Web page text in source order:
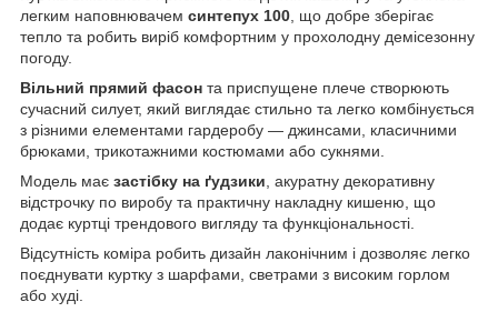
легким наповнювачем синтепух 100 , що добре зберігає
тепло та робить виріб комфортним у прохолодну демісезонну
погоду.
Вільний прямий фасон та приспущене плече створюють
сучасний силует, який виглядає стильно та легко комбінується
з різними елементами гардеробу — джинсами, класичними
брюками, трикотажними костюмами або сукнями.
Модель має застібку на ґудзики , акуратну декоративну
відстрочку по виробу та практичну накладну кишеню, що
додає куртці трендового вигляду та функціональності.
Відсутність коміра робить дизайн лаконічним і дозволяє легко
поєднувати куртку з шарфами, светрами з високим горлом
або худі.